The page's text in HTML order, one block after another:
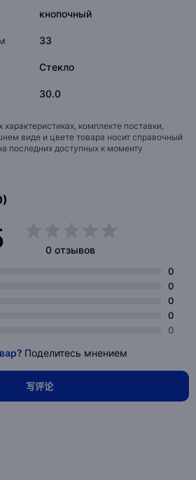
кнопочный
33
Стекло
30.0
комплекте поставки,
виде и цвете товара носит справочный
последних доступных к моменту
0 отзывов
0
0
0
0
0
Поделитесь мнением
写评论